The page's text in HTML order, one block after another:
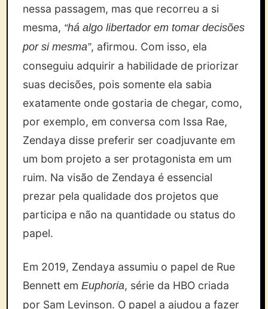
nessa passagem, mas que recorreu a si
mesma, “há algo libertador em tomar decisões
por si mesma”, afirmou. Com isso, ela
conseguiu adquirir a habilidade de priorizar
suas decisões, pois somente ela sabia
exatamente onde gostaria de chegar, como,
por exemplo, em conversa com Issa Rae,
Zendaya disse preferir ser coadjuvante em
um bom projeto a ser protagonista em um
ruim. Na visão de Zendaya é essencial
prezar pela qualidade dos projetos que
participa e não na quantidade ou status do
papel.
Em 2019, Zendaya assumiu o papel de Rue
Bennett emEuphoria, série da HBO criada
por Sam Levinson. O papel a ajudou a fazer